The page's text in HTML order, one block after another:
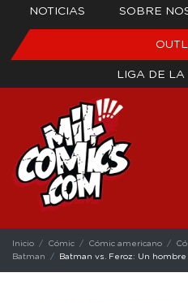
NOTICIAS SOBRE
LIGA DE LA
Inicio Cómic Cómic americano
Batman
Batman vs. Feroz: Un